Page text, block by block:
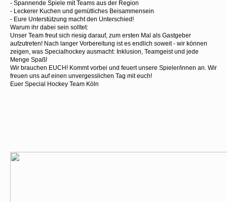
- Spannende Spiele mit Teams aus der Region
- Leckerer Kuchen und gemütliches Beisammensein
- Eure Unterstützung macht den Unterschied!
Warum ihr dabei sein solltet:
Unser Team freut sich riesig darauf, zum ersten Mal als Gastgeber
aufzutreten! Nach langer Vorbereitung ist es endlich soweit - wir können
zeigen, was Specialhockey ausmacht: Inklusion, Teamgeist und jede
Menge Spaß!
Wir brauchen EUCH! Kommt vorbei und feuert unsere Spieler/innen an. Wir
freuen uns auf einen unvergesslichen Tag mit euch!
Euer Special Hockey Team Köln